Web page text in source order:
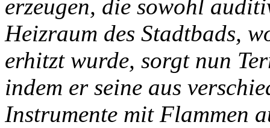
erzeugen, die sowohl
Heizraum des Stadtbads,
erhitzt wurde, sorgt nun
indem er seine aus
Instrumente mit Flammen